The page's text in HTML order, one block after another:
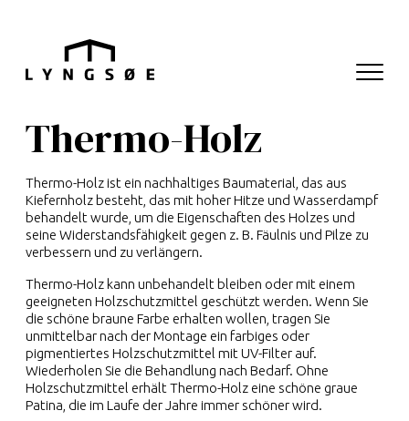
Thermo-Holz
Thermo-Holz ist ein nachhaltiges Baumaterial, das aus
Kiefernholz besteht, das mit hoher Hitze und Wasserdampf
behandelt wurde, um die Eigenschaften des Holzes und
seine Widerstandsfähigkeit gegen z. B. Fäulnis und Pilze zu
verbessern und zu verlängern.
Thermo-Holz kann unbehandelt bleiben oder mit einem
geeigneten Holzschutzmittel geschützt werden. Wenn Sie
die schöne braune Farbe erhalten wollen, tragen Sie
unmittelbar nach der Montage ein farbiges oder
pigmentiertes Holzschutzmittel mit UV-Filter auf.
Wiederholen Sie die Behandlung nach Bedarf. Ohne
Holzschutzmittel erhält Thermo-Holz eine schöne graue
Patina, die im Laufe der Jahre immer schöner wird.